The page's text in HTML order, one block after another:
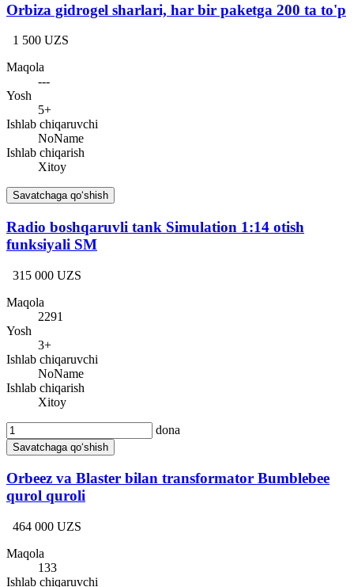
Orbiza gidrogel sharlari, har bir paketga 200 ta to'p
1 500 UZS
Maqola
---
Yosh
5+
Ishlab chiqaruvchi
NoName
Ishlab chiqarish
Xitoy
Savatchaga qo‘shish
Radio boshqaruvli tank Simulation 1:14 otish
funksiyali SM
315 000 UZS
Maqola
2291
Yosh
3+
Ishlab chiqaruvchi
NoName
Ishlab chiqarish
Xitoy
dona
Savatchaga qo‘shish
Orbeez va Blaster bilan transformator Bumblebee
qurol quroli
464 000 UZS
Maqola
133
Ishlab chiqaruvchi